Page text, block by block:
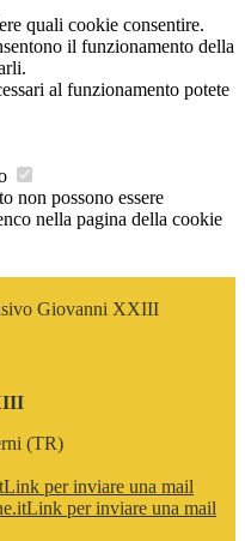
quali cookie consentire.
il funzionamento della
al funzionamento potete
non possono essere
nella pagina della cookie
Giovanni XXIII
(TR)
Link per inviare una mail
Link per inviare una mail